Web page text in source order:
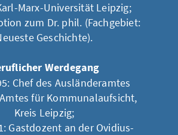
Marx-Universität Leipzig;
zum Dr. phil. (Fachgebiet:
Geschichte).
Werdegang
Chef des Ausländeramtes
für Kommunalaufsicht,
Kreis Leipzig;
Gastdozent an der Ovidius-